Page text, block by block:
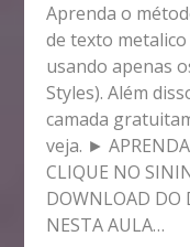
Aprenda o
de texto
usando apenas
Styles). Além
camada
veja. ►
CLIQUE NO
DOWNLOAD DO
NESTA AULA…